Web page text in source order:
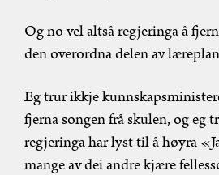
Og no vel altså regjeringa å
den overordna delen av
Eg trur ikkje
fjerna songen frå skulen, og eg
regjeringa har lyst til å høyra
mange av dei andre kjære